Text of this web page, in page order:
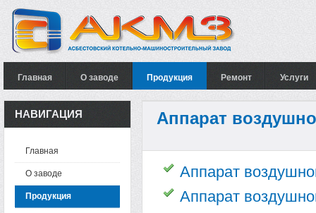
Главная О заводе Продукция Ремонт Услуги
Аппарат
Аппарат
Аппарат
НАВИГАЦИЯ
Главная
О заводе
Продукция